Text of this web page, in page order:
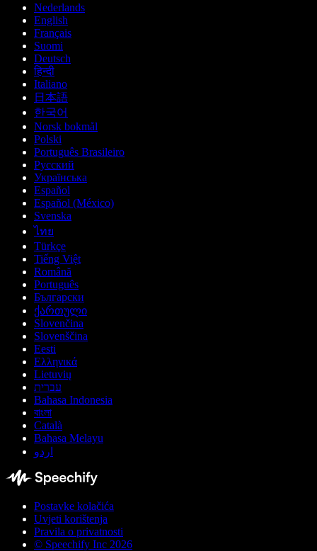
Nederlands
English
Français
Suomi
Deutsch
हिन्दी
Italiano
日本語
한국어
Norsk bokmål
Polski
Português Brasileiro
Русский
Українська
Español
Español (México)
Svenska
ไทย
Türkçe
Tiếng Việt
Română
Português
Български
ქართული
Slovenčina
Slovenščina
Eesti
Ελληνικά
Lietuvių
עברית
Bahasa Indonesia
বাংলা
Català
Bahasa Melayu
اردو
Postavke kolačića
Uvjeti korištenja
Pravila o privatnosti
© Speechify Inc 2026